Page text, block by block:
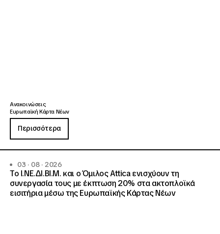
Ανακοινώσεις
Ευρωπαϊκή Κάρτα Νέων
Περισσότερα
03 · 08 · 2026
Το Ι.ΝΕ.ΔΙ.ΒΙ.Μ. και o Όμιλος Attica ενισχύουν τη
συνεργασία τους με έκπτωση 20% στα ακτοπλοϊκά
εισιτήρια μέσω της Ευρωπαϊκής Κάρτας Νέων